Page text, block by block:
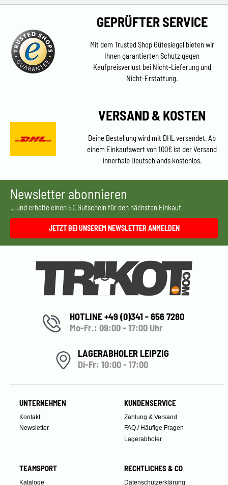
GEPRÜFTER SERVICE
Mit dem Trusted Shop Gütesiegel bieten wir
Ihnen garantierten Schutz gegen
Kaufpreisverlust bei Nicht-Lieferung und
Nicht-Erstattung.
VERSAND & KOSTEN
Deine Bestellung wird mit DHL versendet. Ab
einem Einkaufswert von 100€ ist der Versand
innerhalb Deutschlands kostenlos.
Newsletter abonnieren
... und erhalte einen 5€ Gutschein für den nächsten Einkauf
JETZT BEI UNSEREM NEWSLETTER ANMELDEN
HOTLINE +49 (0)341 - 656 7280
Mo-Fr.: 09:00 - 17:00 Uhr
LAGERABHOLER LEIPZIG
Di-Fr: 10:00 - 17:00
UNTERNEHMEN
Kontakt
Newsletter
KUNDENSERVICE
Zahlung & Versand
FAQ / Häufige Fragen
Lagerabholer
TEAMSPORT
Kataloge
RECHTLICHES & CO
Datenschutzerklärung